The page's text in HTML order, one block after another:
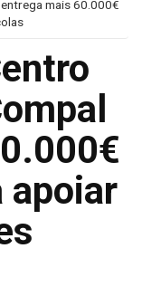
mais 60.000€
apoiar